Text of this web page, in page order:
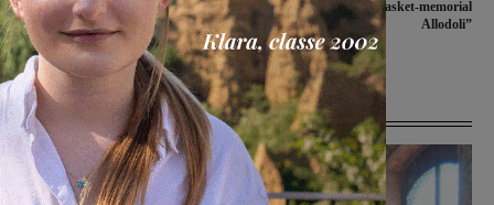
protestano. Il Comune: “Erano
malati e pericolosi”. Inizia la
riqualificazione
“Torneo nazionale di basket-memorial
Allodoli”
Ultime Notizie